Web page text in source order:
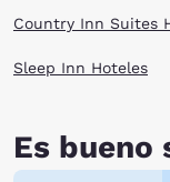
Country Inn Suites
Sleep Inn Hoteles
Es bueno